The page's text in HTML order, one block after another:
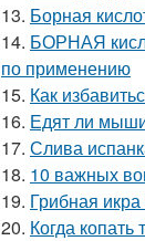
13. Борная
14. БОРНАЯ
по применению
15. Как
16. Едят ли
17. Слива
18. 10 важных
19. Грибная
20. Когда